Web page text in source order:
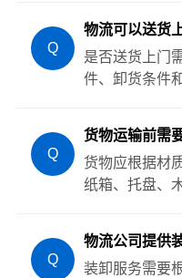
Q
物流可以送货
是否送货上门
件、卸货条件
Q
货物运输前需
货物应根据材
纸箱、托盘、
Q
物流公司提供
装卸服务需要